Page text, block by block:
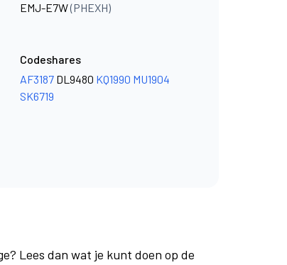
EMJ-E7W(PHEXH)
Codeshares
AF3187 DL9480 KQ1990 MU1904
SK6719
Lees dan wat je kunt doen op de